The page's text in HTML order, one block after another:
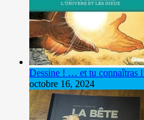
Dessine ! … et tu connaîtras
octobre 16, 2024